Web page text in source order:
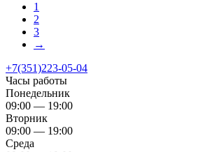
1
2
3
→
+7(351)223-05-04
Часы работы
Понедельник
09:00 — 19:00
Вторник
09:00 — 19:00
Среда